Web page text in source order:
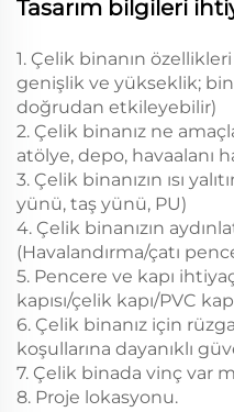
Tasarım bilgileri
1. Çelik binanın
genişlik ve yükseklik;
doğrudan etkileyebilir)
2. Çelik binanız ne
atölye, depo, havaalanı
3. Çelik binanızın ısı
yünü, taş yünü, PU)
4. Çelik binanızın
(Havalandırma/çatı
5. Pencere ve kapı
kapısı/çelik kapı/PVC
6. Çelik binanız için
koşullarına dayanıklı
7. Çelik binada vinç var
8. Proje lokasyonu.